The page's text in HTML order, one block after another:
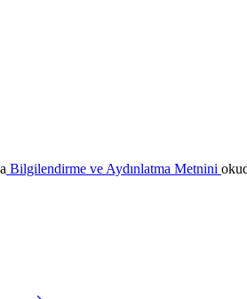
Bilgilendirme ve Aydınlatma Metnini